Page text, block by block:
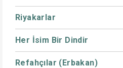
Riyakarlar
Her İsim Bir Dindir
Refahçılar (Erbakan)